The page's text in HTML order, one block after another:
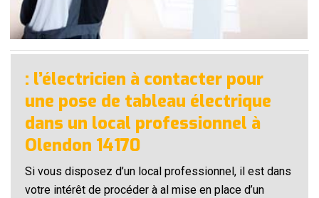
: l’électricien à contacter pour
une pose de tableau électrique
dans un local professionnel à
Olendon 14170
Si vous disposez d’un local professionnel, il est dans
votre intérêt de procéder à al mise en place d’un